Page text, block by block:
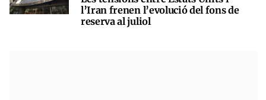
l’Iran frenen l’evolució del fons de
reserva al juliol